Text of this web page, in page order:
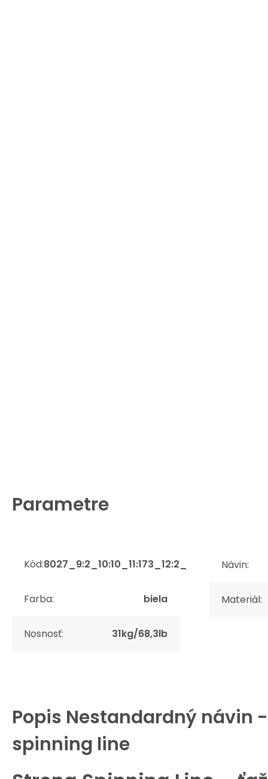
Parametre
Kód:8027_9:2_10:10_11:173_12:2_
Farba: biela
Nosnosť: 31kg/68,3lb
Návin:
Materiál:
Popis Nestandardný návin
spinning line